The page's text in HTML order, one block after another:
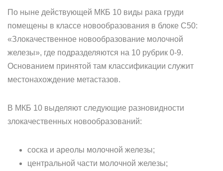
По ныне действующей МКБ 10 виды рака груди
помещены в классе новообразования в блоке C50:
«Злокачественное новообразование молочной
железы», где подразделяются на 10 рубрик 0-9.
Основанием принятой там классификации служит
местонахождение метастазов.
В МКБ 10 выделяют следующие разновидности
злокачественных новообразований:
соска и ареолы молочной железы;
центральной части молочной железы;